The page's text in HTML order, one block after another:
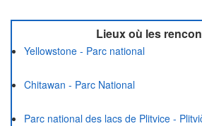
Lieux où les
Yellowstone - Parc national
Chitawan - Parc National
Parc national des lacs de Plitvice -